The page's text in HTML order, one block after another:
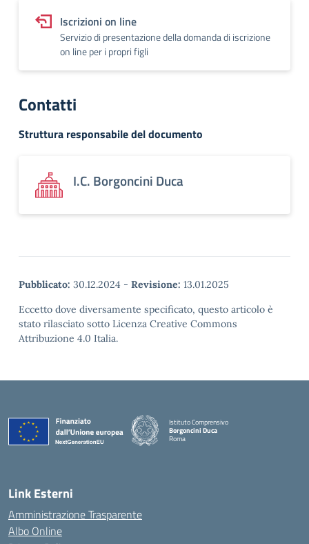
Iscrizioni on line
Servizio di presentazione della domanda di iscrizione
on line per i propri figli
Contatti
Struttura responsabile del documento
I.C. Borgoncini Duca
Pubblicato: 30.12.2024 - Revisione: 13.01.2025
Eccetto dove diversamente specificato, questo articolo è
stato rilasciato sotto Licenza Creative Commons
Attribuzione 4.0 Italia.
Istituto Comprensivo
Borgoncini Duca
Roma
Link Esterni
Amministrazione Trasparente
Albo Online